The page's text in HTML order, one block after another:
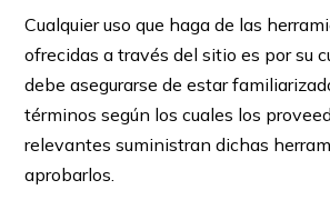
Cualquier uso que haga de las
ofrecidas a través del sitio es por su
debe asegurarse de estar
términos según los cuales los
relevantes suministran dichas
aprobarlos.